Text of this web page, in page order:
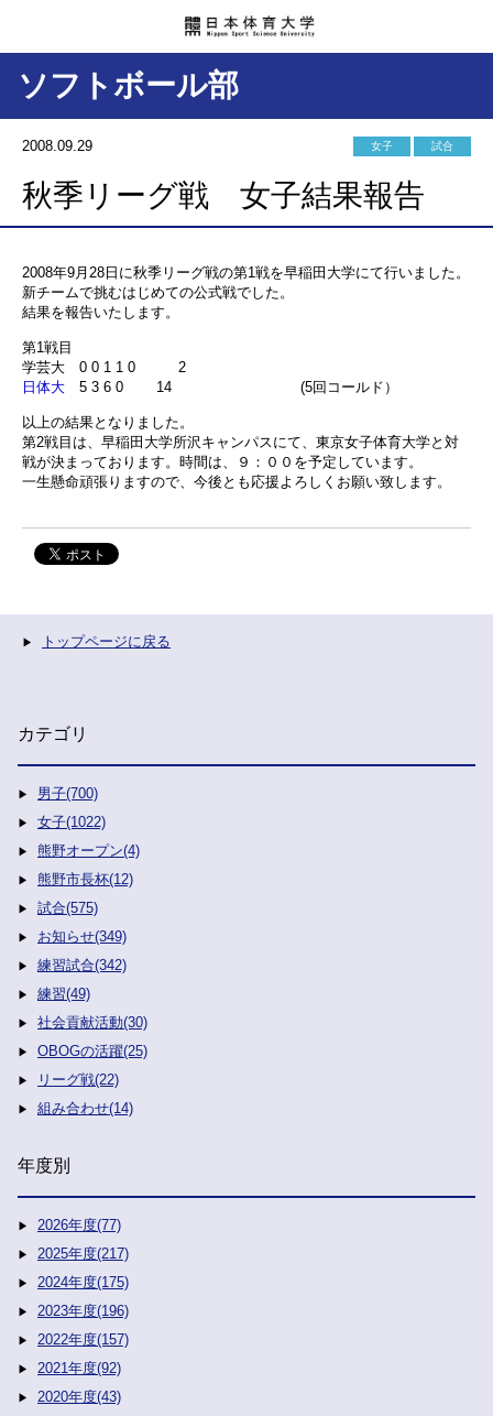
ソフトボール部
2008.09.29 女子 試合
秋季リーグ戦 女子結果報告
2008年9月28日に秋季リーグ戦の第1戦を早稲田大学にて行いました。
新チームで挑むはじめての公式戦でした。
結果を報告いたします。
第1戦目
学芸大 0 0 1 1 0 2
日体大 5 3 6 0 14 (5回コールド）
以上の結果となりました。
第2戦目は、早稲田大学所沢キャンパスにて、東京女子体育大学と対
戦が決まっております。時間は、９：００を予定しています。
一生懸命頑張りますので、今後とも応援よろしくお願い致します。
トップページに戻る
カテゴリ
男子(700)
女子(1022)
熊野オープン(4)
熊野市長杯(12)
試合(575)
お知らせ(349)
練習試合(342)
練習(49)
社会貢献活動(30)
OBOGの活躍(25)
リーグ戦(22)
組み合わせ(14)
年度別
2026年度(77)
2025年度(217)
2024年度(175)
2023年度(196)
2022年度(157)
2021年度(92)
2020年度(43)